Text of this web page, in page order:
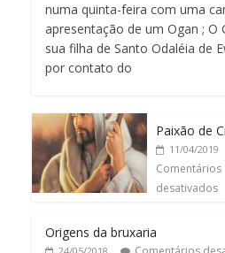
numa quinta-feira com uma
apresentação de um Ogan ; O
sua filha de Santo Odaléia de
por contato do
Paixão de
11/04/2019
Comentários
desativados
Origens da bruxaria